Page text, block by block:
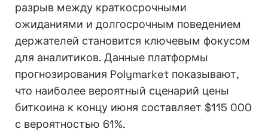
разрыв между краткосрочными
ожиданиями и долгосрочным поведением
держателей становится ключевым фокусом
для аналитиков. Данные платформы
прогнозирования Polymarket показывают,
что наиболее вероятный сценарий цены
биткоина к концу июня составляет $115 000
с вероятностью 61%.